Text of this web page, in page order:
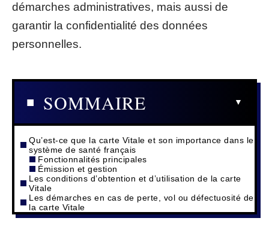
démarches administratives, mais aussi de
garantir la confidentialité des données
personnelles.
SOMMAIRE
Qu’est-ce que la carte Vitale et son importance dans le
système de santé français
Fonctionnalités principales
Émission et gestion
Les conditions d’obtention et d’utilisation de la carte
Vitale
Les démarches en cas de perte, vol ou défectuosité de
la carte Vitale